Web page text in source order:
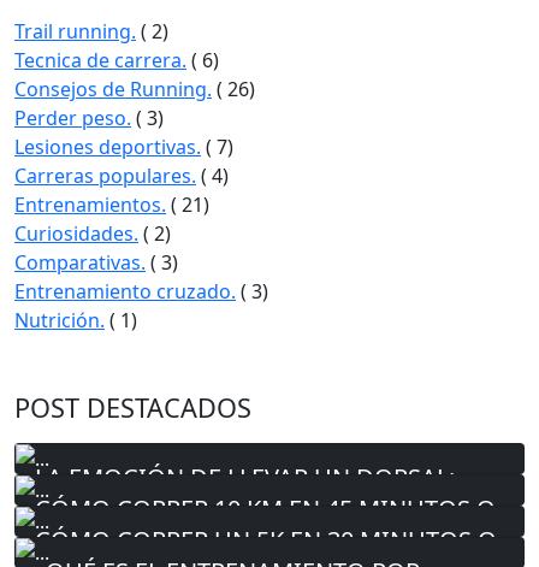
Trail running. ( 2)
Tecnica de carrera. ( 6)
Consejos de Running. ( 26)
Perder peso. ( 3)
Lesiones deportivas. ( 7)
Carreras populares. ( 4)
Entrenamientos. ( 21)
Curiosidades. ( 2)
Comparativas. ( 3)
Entrenamiento cruzado. ( 3)
Nutrición. ( 1)
POST DESTACADOS
LA EMOCIÓN DE LLEVAR UN DORSAL:
UNIRSE A LA AVENTURA DE LAS
CARRERAS POPULARES
CÓMO CORRER 10 KM EN 45 MINUTOS O
MENOS
CÓMO CORRER UN 5K EN 30 MINUTOS O